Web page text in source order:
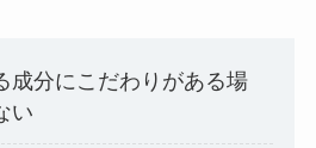
成分にこだわりがある場
い